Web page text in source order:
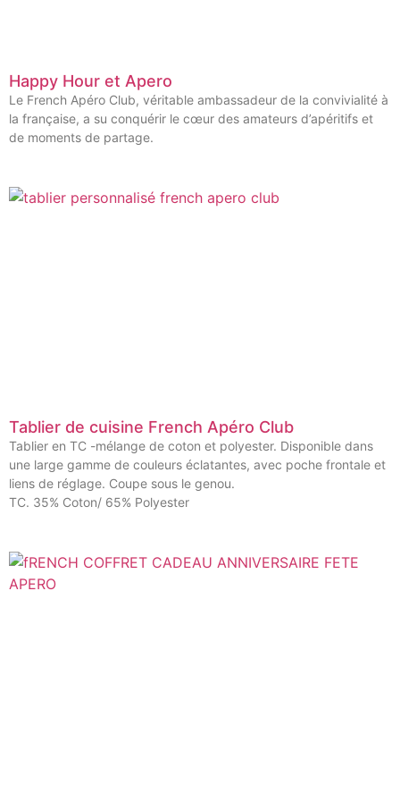
Happy Hour et Apero
Le French Apéro Club, véritable ambassadeur de la convivialité à
la française, a su conquérir le cœur des amateurs d’apéritifs et
de moments de partage.
Tablier de cuisine French Apéro Club
Tablier en TC -mélange de coton et polyester. Disponible dans
une large gamme de couleurs éclatantes, avec poche frontale et
liens de réglage. Coupe sous le genou.
TC. 35% Coton/ 65% Polyester